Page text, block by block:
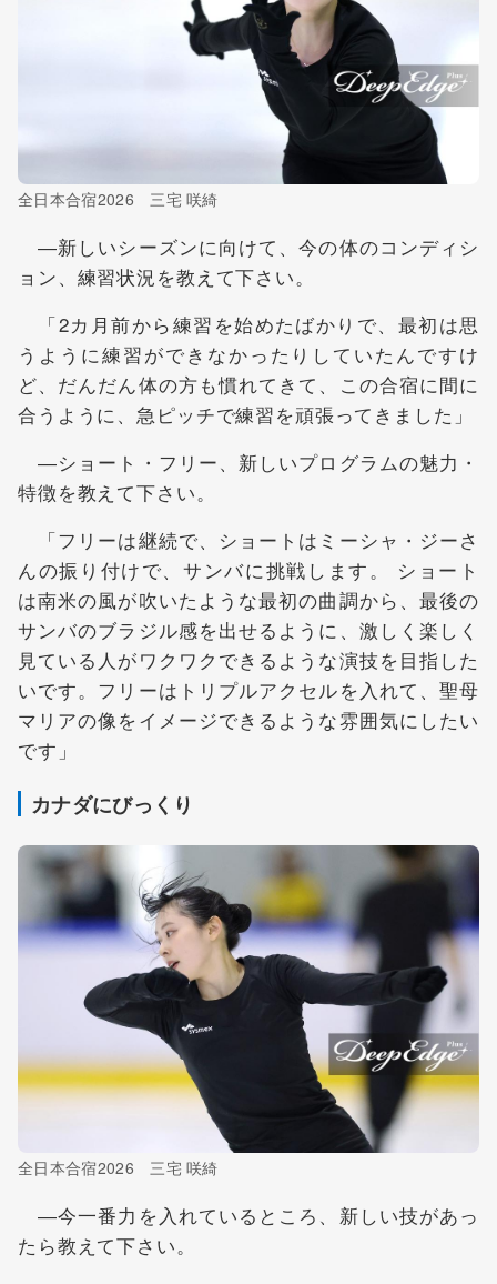
全日本合宿2026 三宅 咲綺
―新しいシーズンに向けて、今の体のコンディシ
ョン、練習状況を教えて下さい。
「2カ月前から練習を始めたばかりで、最初は思
うように練習ができなかったりしていたんですけ
ど、だんだん体の方も慣れてきて、この合宿に間に
合うように、急ピッチで練習を頑張ってきました」
―ショート・フリー、新しいプログラムの魅力・
特徴を教えて下さい。
「フリーは継続で、ショートはミーシャ・ジーさ
んの振り付けで、サンバに挑戦します。 ショート
は南米の風が吹いたような最初の曲調から、最後の
サンバのブラジル感を出せるように、激しく楽しく
見ている人がワクワクできるような演技を目指した
いです。フリーはトリプルアクセルを入れて、聖母
マリアの像をイメージできるような雰囲気にしたい
です」
カナダにびっくり
全日本合宿2026 三宅 咲綺
―今一番力を入れているところ、新しい技があっ
たら教えて下さい。